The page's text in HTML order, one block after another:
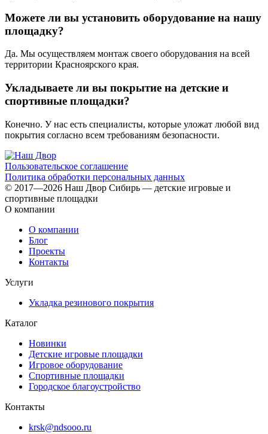
Можете ли вы установить оборудование на нашу
площадку?
Да. Мы осуществляем монтаж своего оборудования на всей
территории Красноярского края.
Укладываете ли вы покрытие на детские и
спортивные площадки?
Конечно. У нас есть специалисты, которые уложат любой вид
покрытия согласно всем требованиям безопасности.
Пользовательское соглашение
Политика обработки персональных данных
© 2017—2026 Наш Двор Сибирь — детские игровые и
спортивные площадки
О компании
О компании
Блог
Проекты
Контакты
Услуги
Укладка резинового покрытия
Каталог
Новинки
Детские игровые площадки
Игровое оборудование
Спортивные площадки
Городское благоустройство
Контакты
krsk@ndsooo.ru